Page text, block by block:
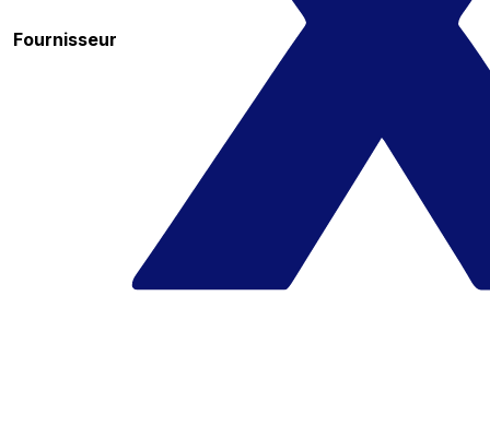
Fournisseur